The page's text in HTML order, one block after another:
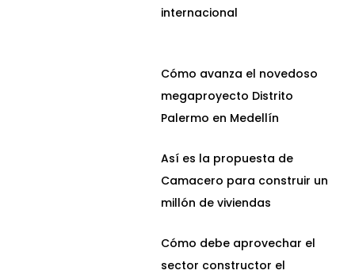
internacional
Cómo avanza el novedoso
megaproyecto Distrito
Palermo en Medellín
Así es la propuesta de
Camacero para construir un
millón de viviendas
Cómo debe aprovechar el
sector constructor el